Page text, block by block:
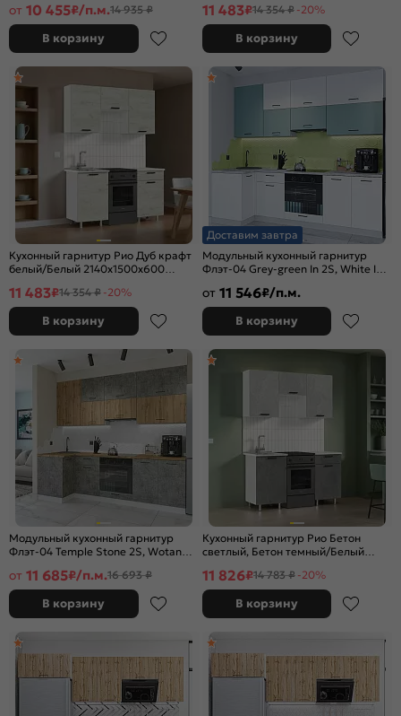
от 10 455₽/п.м.14 935 ₽
В корзину
11 483₽14 354 ₽ -20%
В корзину
Кухонный гарнитур Рио Дуб крафт
белый/Белый 2140x1500x600
11 483₽14 354 ₽ -20%
В корзину
Доставим завтра
Модульный кухонный гарнитур
Флэт-04 Grey-green In 2S, White In
от 11 546₽/п.м.
В корзину
Модульный кухонный гарнитур
Флэт-04 Temple Stone 2S, Wotan
2340x1000/2500x600
от 11 685₽/п.м.16 693 ₽
В корзину
Кухонный гарнитур Рио Бетон
светлый, Бетон темный/Белый
11 826₽14 783 ₽ -20%
В корзину